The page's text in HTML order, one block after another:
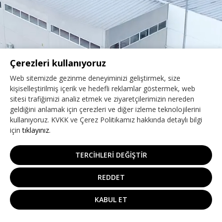
Copyright © 2026 . All Rights Reserved.
Çerezleri kullanıyoruz
Web sitemizde gezinme deneyiminizi geliştirmek, size
kişiselleştirilmiş içerik ve hedefli reklamlar göstermek, web
sitesi trafiğimizi analiz etmek ve ziyaretçilerimizin nereden
geldiğini anlamak için çerezleri ve diğer izleme teknolojilerini
kullanıyoruz. KVKK ve Çerez Politikamız hakkında detaylı bilgi
içintıklayınız.
TERCİHLERİ DEĞİŞTİR
REDDET
KABUL ET